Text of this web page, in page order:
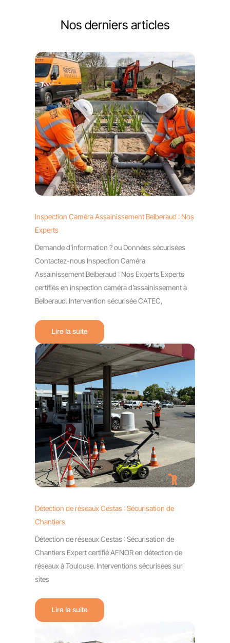
Nos derniers articles
Inspection Caméra Assainissement Belberaud : Nos
Experts
Demande d’information ? ou Données sécurisées
Contactez-nous Inspection Caméra
Assainissement Belberaud : Nos Experts Experts
certifiés en inspection caméra d’assainissement à
Belberaud. Intervention sécurisée CATEC,
Lire la suite
Détection de réseaux Cestas : Sécurisation de
Chantiers
Détection de réseaux Cestas : Sécurisation de
Chantiers Expert certifié AFNOR en détection de
réseaux à Toulouse. Interventions sécurisées sur
sites
Lire la suite